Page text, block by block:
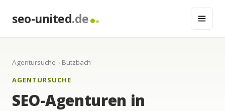
seo-united.de
Agentursuche › Butzbach
AGENTURSUCHE
SEO-Agenturen in